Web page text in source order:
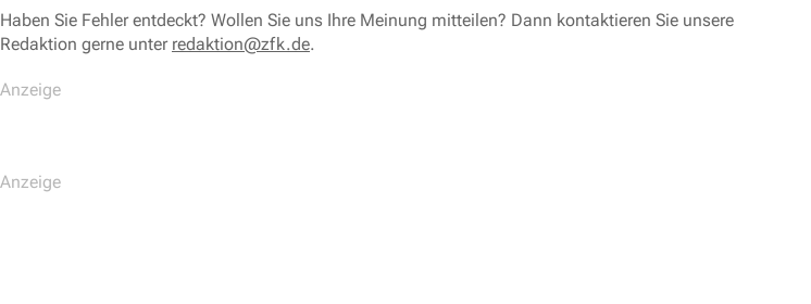
Haben Sie Fehler entdeckt? Wollen Sie uns Ihre Meinung mitteilen? Dann kontaktieren Sie unsere
Redaktion gerne unter redaktion@zfk.de.